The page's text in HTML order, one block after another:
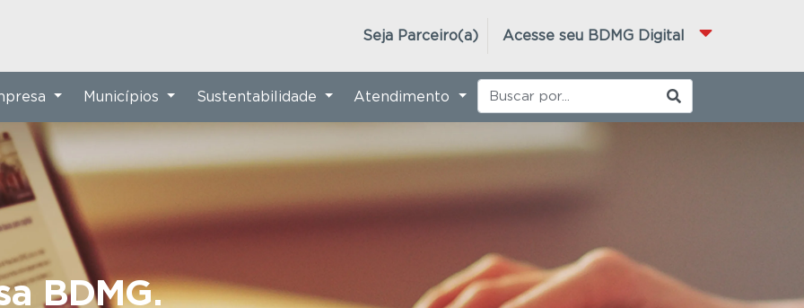
Acesse seu BDMG Digital
Seja Parceiro(a)
BDMG.
Municípios Sustentabilidade Atendimento